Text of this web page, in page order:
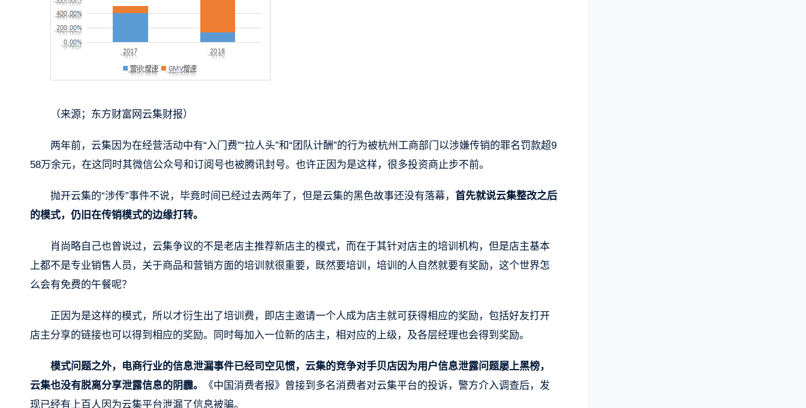
（来源；东方财富网云集财报）
两年前，云集因为在经营活动中有“入门费”“拉人头”和“团队计酬”的行为被杭州工商部门以涉嫌传销的罪名罚款超9
58万余元，在这同时其微信公众号和订阅号也被腾讯封号。也许正因为是这样，很多投资商止步不前。
抛开云集的“涉传”事件不说，毕竟时间已经过去两年了，但是云集的黑色故事还没有落幕， 首先就说云集整改之后
的模式，仍旧在传销模式的边缘打转。
肖尚略自己也曾说过，云集争议的不是老店主推荐新店主的模式，而在于其针对店主的培训机构，但是店主基本
上都不是专业销售人员，关于商品和营销方面的培训就很重要，既然要培训，培训的人自然就要有奖励，这个世界怎
么会有免费的午餐呢？
正因为是这样的模式，所以才衍生出了培训费，即店主邀请一个人成为店主就可获得相应的奖励，包括好友打开
店主分享的链接也可以得到相应的奖励。同时每加入一位新的店主，相对应的上级，及各层经理也会得到奖励。
模式问题之外，电商行业的信息泄漏事件已经司空见惯，云集的竞争对手贝店因为用户信息泄露问题屡上黑榜，
云集也没有脱离分享泄露信息的阴霾。
《中国消费者报》曾接到多名消费者对云集平台的投诉，警方介入调查后，发
现已经有上百人因为云集平台泄漏了信息被骗。